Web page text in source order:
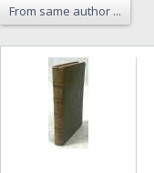
From same author ...